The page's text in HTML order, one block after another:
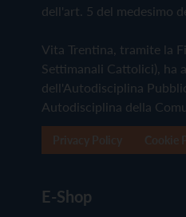
dell'art. 5 del medesimo
Vita Trentina, tramite la
Settimanali Cattolici), ha
dell'Autodisciplina
Autodisciplina della
E-Shop